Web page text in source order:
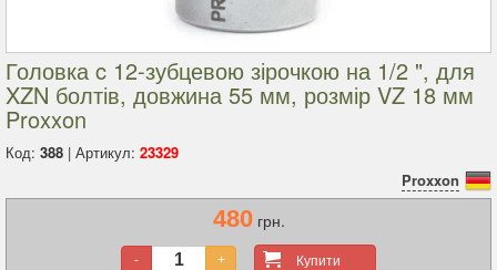
Головка c 12-зубцевою зірочкою на 1/2 ", для
XZN болтів, довжина 55 мм, розмір VZ 18 мм
Proxxon
Код: 388 | Артикул: 23329
Proxxon
480грн.
Купити
- +